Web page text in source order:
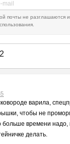
почты не разглашаются
варила,
чтобы не
больше времени
делать.